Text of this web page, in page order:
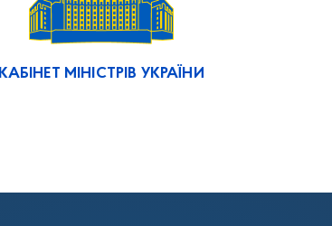
КАБІНЕТ МІНІСТРІВ УКРАЇНИ